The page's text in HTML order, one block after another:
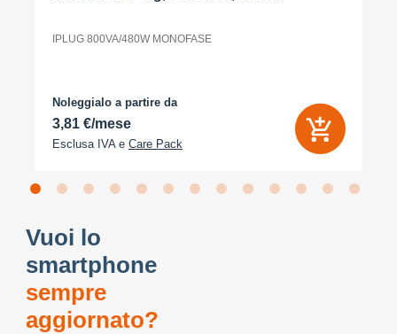
IPLUG 800VA/480W MONOFASE
Noleggialo a partire da
3,81 €/mese
Esclusa IVA e Care Pack
Vuoi lo
smartphone
sempre
aggiornato?